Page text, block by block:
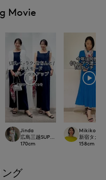
Movie
CLOSET
Jinda
広島三越SUPERIORCLOSET
170cm
Mikiko
新宿タカシ
158cm
グ